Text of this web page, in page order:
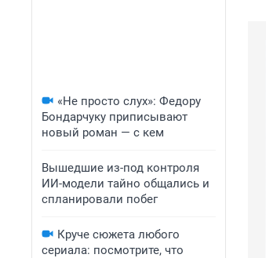
«Не просто слух»: Федору
Бондарчуку приписывают
новый роман — с кем
Вышедшие из-под контроля
ИИ-модели тайно общались и
спланировали побег
Круче сюжета любого
сериала: посмотрите, что